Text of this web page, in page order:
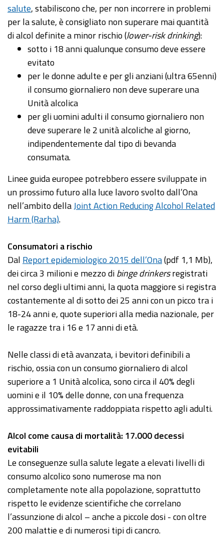
salute, stabiliscono che, per non incorrere in problemi
per la salute, è consigliato non superare mai quantità
di alcol definite a minor rischio (lower-risk drinking):
sotto i 18 anni qualunque consumo deve essere
evitato
per le donne adulte e per gli anziani (ultra 65enni)
il consumo giornaliero non deve superare una
Unità alcolica
per gli uomini adulti il consumo giornaliero non
deve superare le 2 unità alcoliche al giorno,
indipendentemente dal tipo di bevanda
consumata.
Linee guida europee potrebbero essere sviluppate in
un prossimo futuro alla luce lavoro svolto dall’Ona
nell’ambito dellaJoint Action Reducing Alcohol Related
Harm (Rarha).
Consumatori a rischio
Dal Report epidemiologico 2015 dell’Ona(pdf 1,1 Mb),
dei circa 3 milioni e mezzo dibinge drinkersregistrati
nel corso degli ultimi anni, la quota maggiore si registra
costantemente al di sotto dei 25 anni con un picco tra i
18-24 anni e, quote superiori alla media nazionale, per
le ragazze tra i 16 e 17 anni di età.
Nelle classi di età avanzata, i bevitori definibili a
rischio, ossia con un consumo giornaliero di alcol
superiore a 1 Unità alcolica, sono circa il 40% degli
uomini e il 10% delle donne, con una frequenza
approssimativamente raddoppiata rispetto agli adulti.
Alcol come causa di mortalità: 17.000 decessi
evitabili
Le conseguenze sulla salute legate a elevati livelli di
consumo alcolico sono numerose ma non
completamente note alla popolazione, soprattutto
rispetto le evidenze scientifiche che correlano
l’assunzione di alcol – anche a piccole dosi - con oltre
200 malattie e di numerosi tipi di cancro.